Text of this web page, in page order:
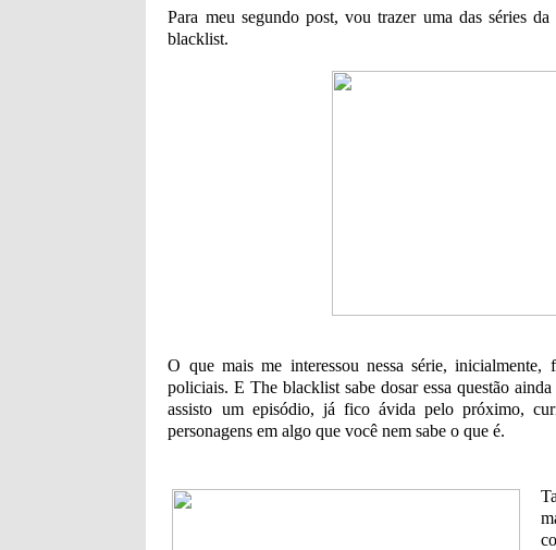
Para meu segundo post, vou trazer uma das séries
blacklist.
O que mais me interessou nessa série,
policiais. E The blacklist sabe dosar essa questão
assisto um episódio, já fico ávida pelo próximo,
personagens em algo que você nem sabe o que é.